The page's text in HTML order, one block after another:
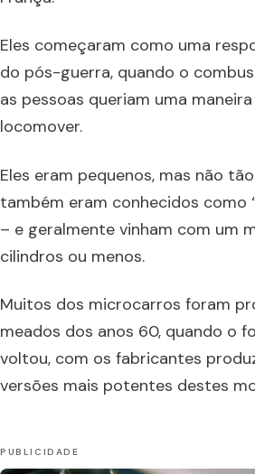
Eles começaram como uma
do pós-guerra, quando o
as pessoas queriam uma
locomover.
Eles eram pequenos, mas não
também eram conhecidos como
– e geralmente vinham com um
cilindros ou menos.
Muitos dos microcarros foram
meados dos anos 60, quando o
voltou, com os fabricantes
versões mais potentes destes